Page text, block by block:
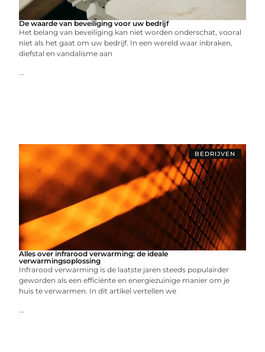
De waarde van beveiliging voor uw bedrijf
Het belang van beveiliging kan niet worden onderschat, vooral
niet als het gaat om uw bedrijf. In een wereld waar inbraken,
diefstal en vandalisme aan
...
BEDRIJVEN
Alles over infrarood verwarming: de ideale
verwarmingsoplossing
Infrarood verwarming is de laatste jaren steeds populairder
geworden als een efficiënte en energiezuinige manier om je
huis te verwarmen. In dit artikel vertellen we
...